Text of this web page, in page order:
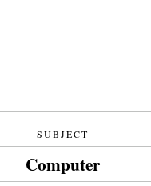
SUBJECT
Computer